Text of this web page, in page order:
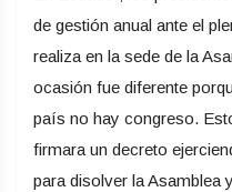
de gestión anual ante el
realiza en la sede de la
ocasión fue diferente
país no hay congreso.
firmara un decreto
para disolver la Asamblea